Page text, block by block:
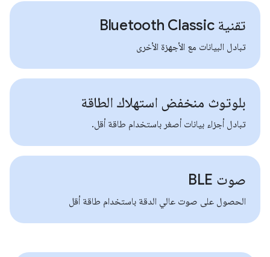
تقنية Bluetooth Classic
تبادل البيانات مع الأجهزة الأخرى
بلوتوث منخفض استهلاك الطاقة
تبادل أجزاء بيانات أصغر باستخدام طاقة أقل.
صوت BLE
الحصول على صوت عالي الدقة باستخدام طاقة أقل